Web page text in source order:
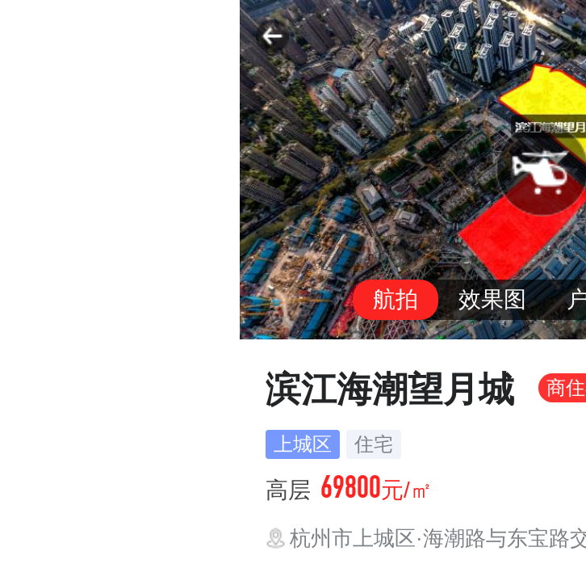
航拍 效果图
滨江海潮望月城 商
上城区 住宅
高层 69800元/㎡
杭州市上城区·海潮路与东宝路交汇